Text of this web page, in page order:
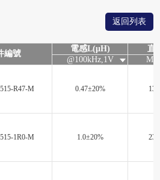
返回列表
編號
電感L(μH)
直
@100kHz,1V
R47-M 0.47±20%
1R0-M 1.0±20%